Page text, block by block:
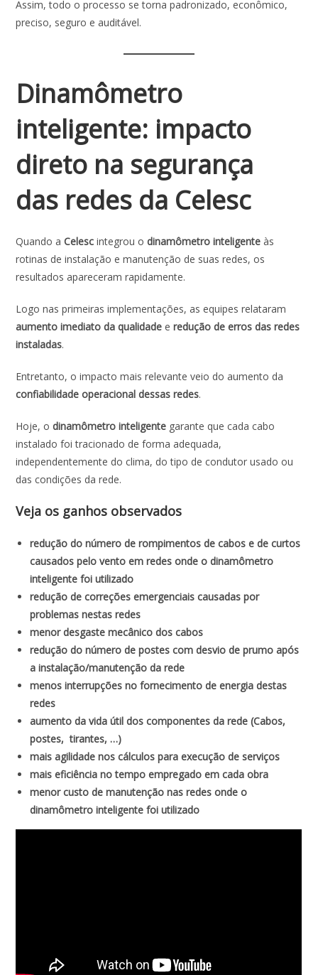
Assim, todo o processo se torna padronizado, econômico,
preciso, seguro e auditável.
Dinamômetro
inteligente: impacto
direto na segurança
das redes da Celesc
Quando aCelesc integrou odinamômetro inteligente às
rotinas de instalação e manutenção de suas redes, os
resultados apareceram rapidamente.
Logo nas primeiras implementações, as equipes relataram
aumento imediato da qualidadeeredução de erros das redes
instaladas.
Entretanto, o impacto mais relevante veio do aumento da
confiabilidade operacional dessas redes.
Hoje, odinamômetro inteligente garante que cada cabo
instalado foi tracionado de forma adequada,
independentemente do clima, do tipo de condutor usado ou
das condições da rede.
Veja os ganhos observados
redução do número de rompimentos de cabos e de curtos
causados pelo vento em redes onde o dinamômetro
inteligente foi utilizado
redução de correções emergenciais causadas por
problemas nestas redes
menor desgaste mecânico dos cabos
redução do número de postes com desvio de prumo após
a instalação/manutenção da rede
menos interrupções no fornecimento de energia destas
redes
aumento da vida útil dos componentes da rede (Cabos,
postes, tirantes, …)
mais agilidade nos cálculos para execução de serviços
mais eficiência no tempo empregado em cada obra
menor custo de manutenção nas redes onde o
dinamômetro inteligente foi utilizado